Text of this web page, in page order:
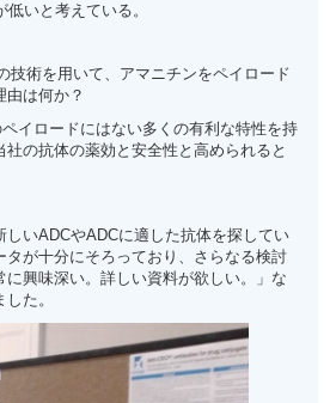
いと考えている。
技術を用いて、アマニチンをペイロード
由は何か？
イロードにはない多くの有利な特性を持
社の抗体の薬効と安全性と高められると
しいADCやADCに適した抗体を探してい
タが十分にそろっており、さらなる検討
に興味深い。詳しい資料が欲しい。」な
た。